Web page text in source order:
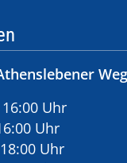
Uhr
Uhr
Uhr